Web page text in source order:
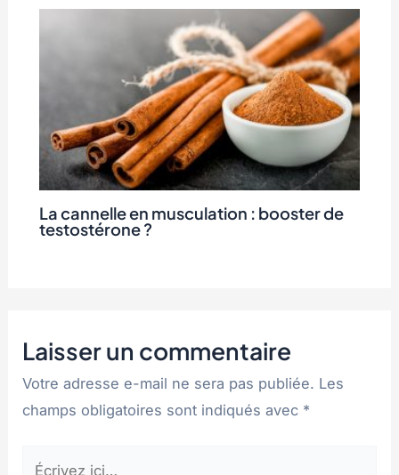
La cannelle en musculation : booster de
testostérone ?
Laisser un commentaire
Votre adresse e-mail ne sera pas publiée. Les
champs obligatoires sont indiqués avec *
Écrivez